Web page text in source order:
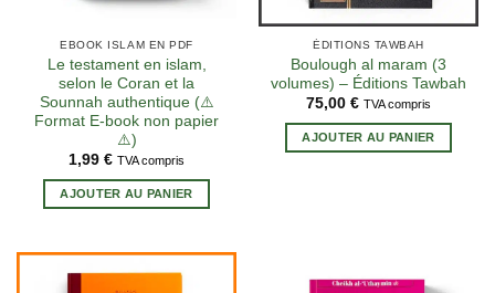
EBOOK ISLAM EN PDF
Le testament en islam,
selon le Coran et la
Sounnah authentique (⚠️
Format E-book non papier
⚠️)
1,99 € TVA compris
AJOUTER AU PANIER
ÉDITIONS TAWBAH
Boulough al maram (3
volumes) – Éditions Tawbah
75,00 € TVA compris
AJOUTER AU PANIER